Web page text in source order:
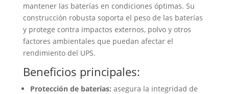
mantener las baterías en condiciones óptimas. Su
construcción robusta soporta el peso de las baterías
y protege contra impactos externos, polvo y otros
factores ambientales que puedan afectar el
rendimiento del UPS.
Beneficios principales:
Protección de baterías: asegura la integridad de